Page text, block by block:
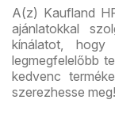
A(z) Kaufland
ajánlatokkal
kínálatot, hogy
legmegfelelőbb
kedvenc
szerezhesse meg!